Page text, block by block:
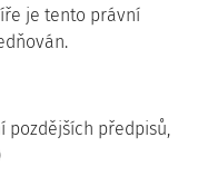
je tento právní
pozdějších předpisů,